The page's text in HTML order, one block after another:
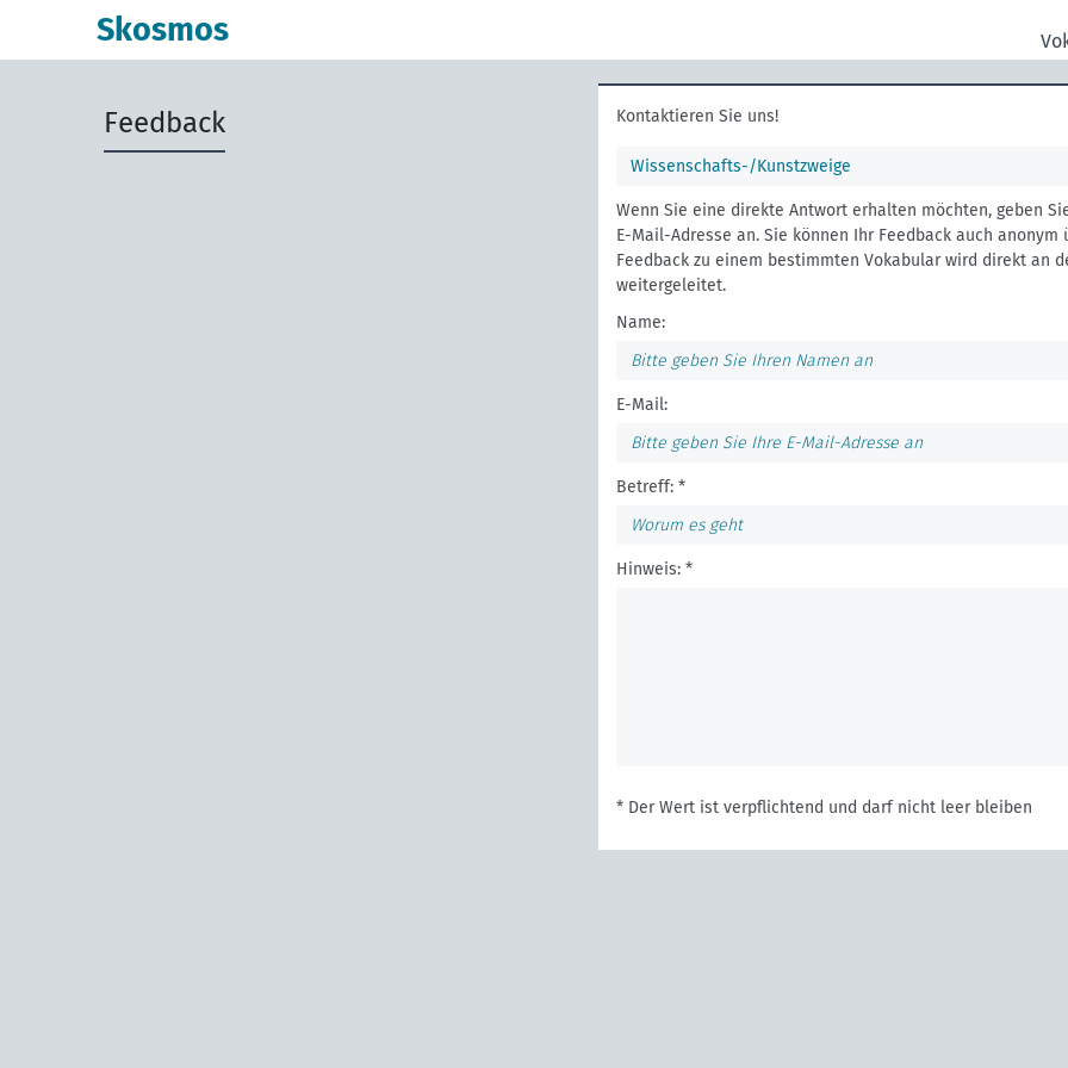
Skosmos
Feedback Kontaktieren Sie uns!
Wissenschafts-/Kunstzweige
Wenn Sie eine direkte Antwort erhalten möchten, geben
E-Mail-Adresse an. Sie können Ihr Feedback auch anonym
Feedback zu einem bestimmten Vokabular wird direkt an
weitergeleitet.
Name:
E-Mail:
Betreff: *
Hinweis: *
* Der Wert ist verpflichtend und darf nicht leer bleiben